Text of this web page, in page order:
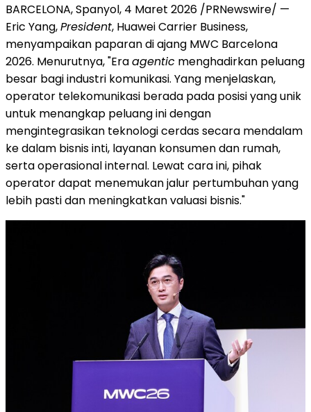
BARCELONA, Spanyol, 4 Maret 2026 /PRNewswire/ —
Eric Yang,President, Huawei Carrier Business,
menyampaikan paparan di ajang MWC Barcelona
2026. Menurutnya, "Eraagentic menghadirkan peluang
besar bagi industri komunikasi. Yang menjelaskan,
operator telekomunikasi berada pada posisi yang unik
untuk menangkap peluang ini dengan
mengintegrasikan teknologi cerdas secara mendalam
ke dalam bisnis inti, layanan konsumen dan rumah,
serta operasional internal. Lewat cara ini, pihak
operator dapat menemukan jalur pertumbuhan yang
lebih pasti dan meningkatkan valuasi bisnis."